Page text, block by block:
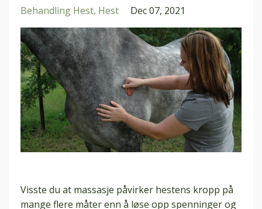
Behandling Hest Hest Dec 07, 2021
Visste du at massasje påvirker hestens kropp på
mange flere måter enn å løse opp spenninger og